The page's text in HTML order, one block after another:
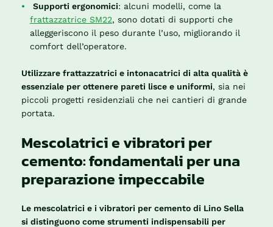
Supporti ergonomici: alcuni modelli, come la
frattazzatrice SM22, sono dotati di supporti che
alleggeriscono il peso durante l’uso, migliorando il
comfort dell’operatore.
Utilizzare frattazzatrici e intonacatrici di alta qualità è
essenziale per ottenere pareti lisce e uniformi, sia nei
piccoli progetti residenziali che nei cantieri di grande
portata.
Mescolatrici e vibratori per
cemento: fondamentali per una
preparazione impeccabile
Le mescolatrici e i vibratori per cemento di Lino Sella
si distinguono come strumenti indispensabili per